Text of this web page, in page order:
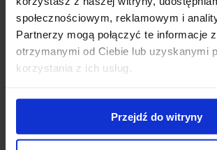
społecznościowym, reklamowym i
Partnerzy mogą połączyć te informacje
otrzymanymi od Ciebie lub uzyskanymi
korzystania z ich usług.
Przejdź do witryny
18,00zł–23,00złZakres
cen:
od
18,00 zł